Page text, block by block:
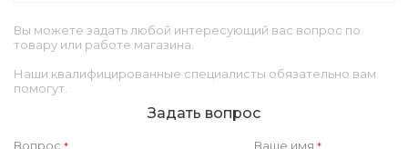
Вы можете задать любой интересующий вас вопрос по
товару или работе магазина.
Наши квалифицированные специалисты обязательно вам
помогут.
Задать вопрос
Вопрос * Ваше имя*